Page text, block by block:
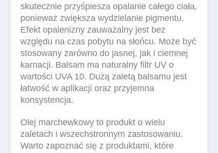
skutecznie przyśpiesza opalanie całego ciała,
ponieważ zwiększa wydzielanie pigmentu.
Efekt opalenizny zauważalny jest bez
względu na czas pobytu na słońcu. Może być
stosowany zarówno do jasnej, jak i ciemnej
karnacji. Balsam ma naturalny filtr UV o
wartości UVA 10. Dużą zaletą balsamu jest
łatwość w aplikacji oraz przyjemna
konsystencja.
Olej marchewkowy to produkt o wielu
zaletach i wszechstronnym zastosowaniu.
Warto zapoznać się z produktami, które